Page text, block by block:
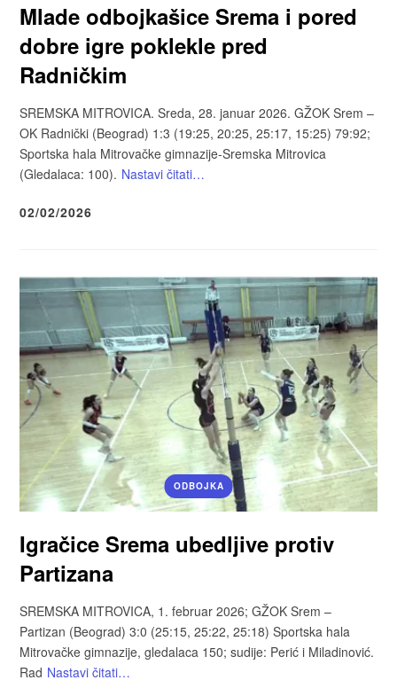
Mlade odbojkašice Srema i pored
dobre igre poklekle pred
Radničkim
SREMSKA MITROVICA. Sreda, 28. januar 2026. GŽOK Srem –
OK Radnički (Beograd) 1:3 (19:25, 20:25, 25:17, 15:25) 79:92;
Sportska hala Mitrovačke gimnazije-Sremska Mitrovica
(Gledalaca: 100). Nastavi čitati…
02/02/2026
ODBOJKA
Igračice Srema ubedljive protiv
Partizana
SREMSKA MITROVICA, 1. februar 2026; GŽOK Srem –
Partizan (Beograd) 3:0 (25:15, 25:22, 25:18) Sportska hala
Mitrovačke gimnazije, gledalaca 150; sudije: Perić i Miladinović.
Rad Nastavi čitati…